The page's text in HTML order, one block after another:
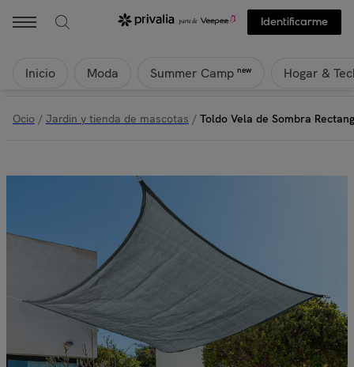
Identificarme
Inicio Moda Summer Camp new Hogar &
Ocio / Jardin y tienda de mascotas / Toldo Vela de Sombra